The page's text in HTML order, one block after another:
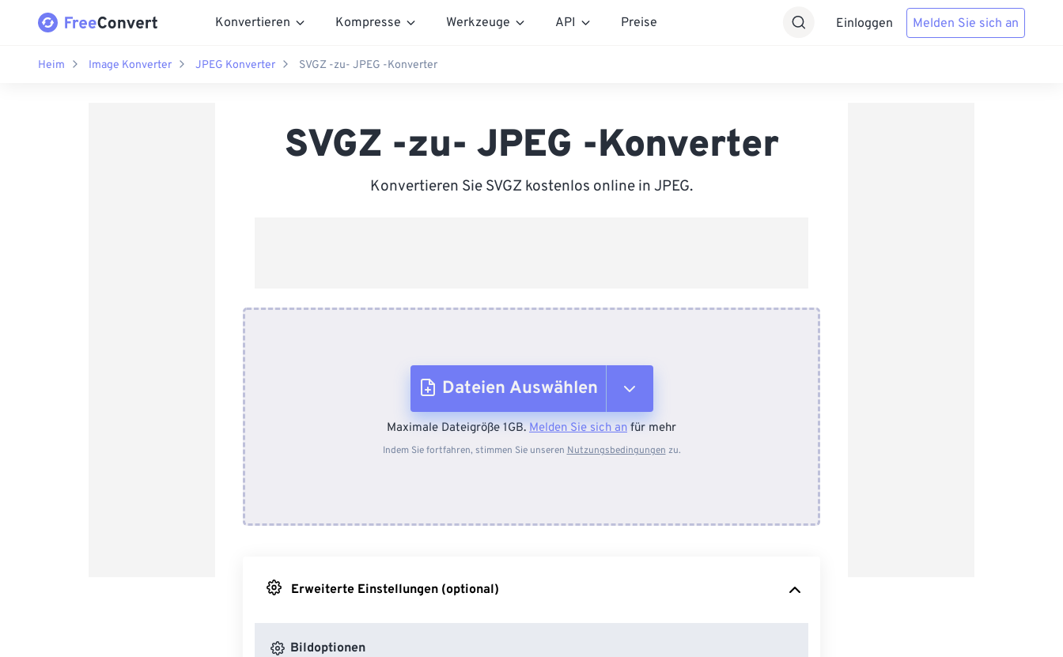
Konvertieren Kompresse Werkzeuge API Preise Einloggen Melden Sie sich an
Heim Image Konverter JPEG Konverter SVGZ -zu- JPEG -Konverter
SVGZ -zu- JPEG -Konverter
Konvertieren Sie SVGZ kostenlos online in JPEG.
Dateien Auswählen
Vom Gerät
Maximale Dateigröße 1GB. Melden Sie sich an für mehr
Indem Sie fortfahren, stimmen Sie unseren Nutzungsbedingungen zu.
Erweiterte Einstellungen (optional)
Bildoptionen